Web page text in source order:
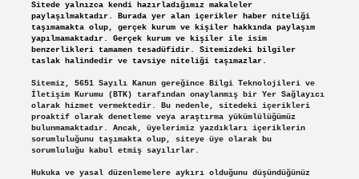
Sitede yalnızca kendi hazırladığımız makaleler
paylaşılmaktadır. Burada yer alan içerikler haber niteliği
taşımamakta olup, gerçek kurum ve kişiler hakkında paylaşım
yapılmamaktadır. Gerçek kurum ve kişiler ile isim
benzerlikleri tamamen tesadüfidir. Sitemizdeki bilgiler
taslak halindedir ve tavsiye niteliği taşımazlar.
Sitemiz, 5651 Sayılı Kanun gereğince Bilgi Teknolojileri ve
İletişim Kurumu (BTK) tarafından onaylanmış bir Yer Sağlayıcı
olarak hizmet vermektedir. Bu nedenle, sitedeki içerikleri
proaktif olarak denetleme veya araştırma yükümlülüğümüz
bulunmamaktadır. Ancak, üyelerimiz yazdıkları içeriklerin
sorumluluğunu taşımakta olup, siteye üye olarak bu
sorumluluğu kabul etmiş sayılırlar.
Hukuka ve yasal düzenlemelere aykırı olduğunu düşündüğünüz